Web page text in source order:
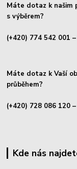
Máte dotaz k našim
s výběrem?
(+420) 774 542 001
Máte dotaz k Vaší
průběhem?
(+420) 728 086 120
Kde nás